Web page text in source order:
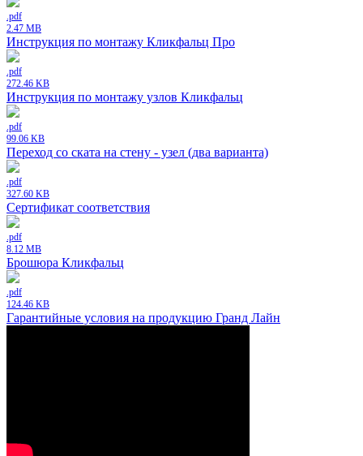
.pdf
2.47 MB
Инструкция по монтажу Кликфальц Про
.pdf
272.46 KB
Инструкция по монтажу узлов Кликфальц
.pdf
99.06 KB
Переход со ската на стену - узел (два варианта)
.pdf
327.60 KB
Сертификат соответствия
.pdf
8.12 MB
Брошюра Кликфальц
.pdf
124.46 KB
Гарантийные условия на продукцию Гранд Лайн